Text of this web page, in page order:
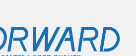
0 articles trouvés.